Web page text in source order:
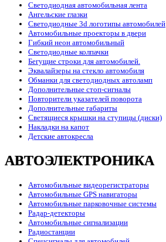
Светодиодная автомобильная лента
Ангельские глазки
Светодиодные 3d логотипы автомобилей
Автомобильные проекторы в двери
Гибкий неон автомобильный
Светодиодные колпачки
Бегущие строки для автомобилей.
Эквалайзеры на стекло автомобиля
Обманки для светодиодных автоламп
Дополнительные стоп-сигналы
Повторители указателей поворота
Дополнительные габариты
Светящиеся крышки на ступицы (диски)
Накладки на капот
Детские автокресла
АВТОЭЛЕКТРОНИКА
Автомобильные видеорегистраторы
Автомобильные GPS навигаторы
Автомобильные парковочные системы
Радар-детекторы
Автомобильные сигнализации
Радиостанции